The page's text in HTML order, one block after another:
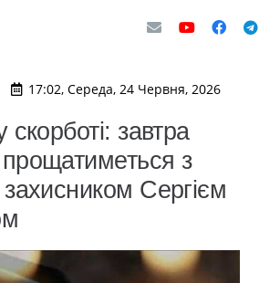
17:02, Середа, 24 Червня, 2026
завтра
з
Сергієм